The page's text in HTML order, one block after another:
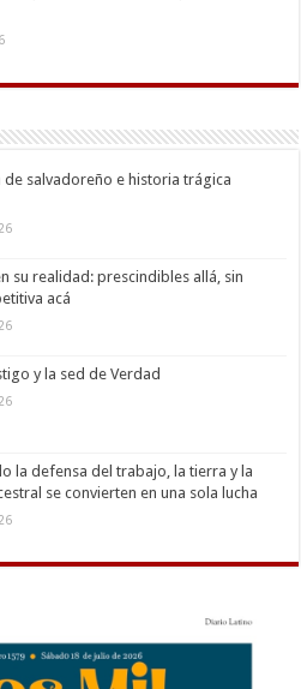
de salvadoreño e historia trágica
su realidad: prescindibles allá, sin
acá
y la sed de Verdad
la defensa del trabajo, la tierra y la
se convierten en una sola lucha